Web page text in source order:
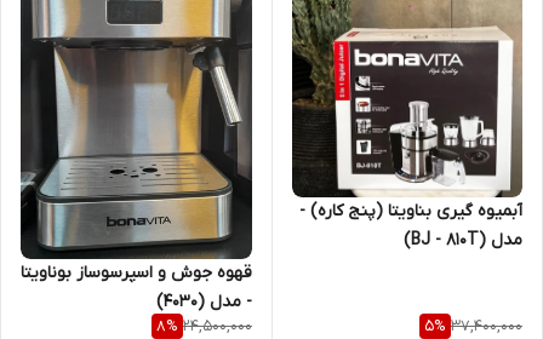
آبمیوه گیری بناویتا (پنج کاره) -
مدل (BJ - 810T)
37,400,000
5%
قهوه جوش و اسپرسوساز بوناویتا
- مدل (4030)
24,500,000
8%